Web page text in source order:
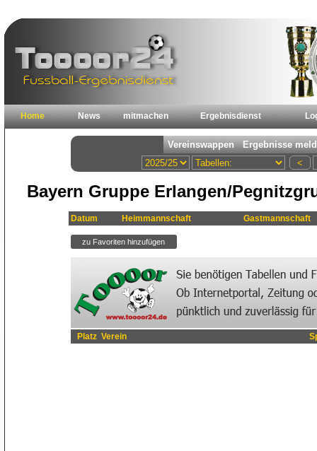
Home News mitmachen Ergebnisdienst
Bayern Gruppe Erlangen/
Datum Heimmannschaft Gastmannschaft
Platz Verein